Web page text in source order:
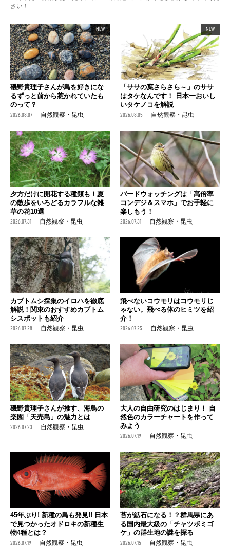
さい！
NEW
磯野貴理子さんが鳥を好きにな
るずっと前から惹かれていたも
のって？
2026.08.07 自然観察・昆虫
NEW
「ササの葉さらさら～」のササ
はタケなんです！ 日本一おいし
いタケノコを解説
2026.08.05 自然観察・昆虫
夕方だけに開花する種類も！夏
の散歩をいろどるカラフルな雑
草の花10選
2026.07.31 自然観察・昆虫
バードウォッチングは「高倍率
コンデジ＆スマホ」でお手軽に
楽しもう！
2026.07.31 自然観察・昆虫
カブトムシ採集のイロハを徹底
解説！関東のおすすめカブトム
シスポットも紹介
2026.07.28 自然観察・昆虫
飛べないコウモリはコウモリじ
ゃない。飛べる体のヒミツを紹
介！
2026.07.25 自然観察・昆虫
磯野貴理子さんが推す、海鳥の
楽園「天売島」の魅力とは
2026.07.23 自然観察・昆虫
大人の自由研究のはじまり！ 自
然色のカラーチャートを作って
みよう
2026.07.19 自然観察・昆虫
45年ぶり! 新種の鳥も発見!! 日本
で見つかったオドロキの新種生
物4種とは？
2026.07.19 自然観察・昆虫
苔が鉱石になる！？群馬県にあ
る国内最大級の「チャツボミゴ
ケ」の群生地の謎を探る
2026.07.15 自然観察・昆虫